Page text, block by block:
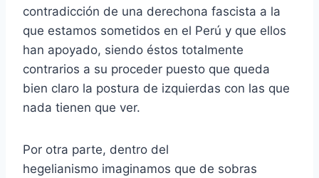
contradicción de una derechona fascista a la
que estamos sometidos en el Perú y que ellos
han apoyado, siendo éstos totalmente
contrarios a su proceder puesto que queda
bien claro la postura de izquierdas con las que
nada tienen que ver.
Por otra parte, dentro del
hegelianismo imaginamos que de sobras